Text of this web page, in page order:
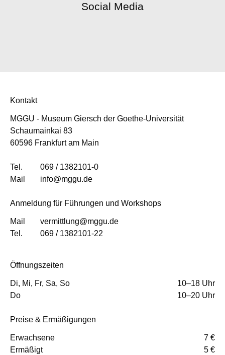
Social Media
Kontakt
MGGU - Museum Giersch der Goethe-Universität
Schaumainkai 83
60596 Frankfurt am Main
Tel.
069 / 1382101-0
Mail
info@mggu.de
Anmeldung für Führungen und Workshops
Mail
vermittlung@mggu.de
Tel.
069 / 1382101-22
Öffnungszeiten
Di, Mi, Fr, Sa, So
10–18 Uhr
Do
10–20 Uhr
Preise & Ermäßigungen
Erwachsene
7 €
Ermäßigt
5 €